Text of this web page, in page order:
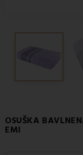
OSUŠKA
EMI